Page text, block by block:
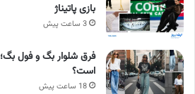
بازی پاتیناژ
3 ساعت پیش
فرق شلوار بگ و فول
است؟
18 ساعت پیش